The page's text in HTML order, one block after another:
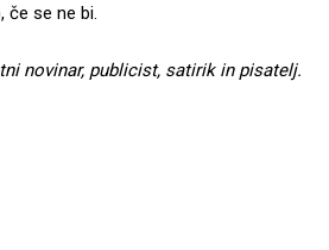
če se ne bi.
novinar, publicist, satirik in pisatelj.